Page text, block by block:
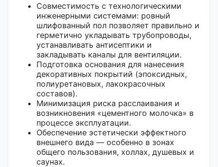
Совместимость с технологическими
инженерными системами: ровный
шлифованный пол позволяет правильно и
герметично укладывать трубопроводы,
устанавливать антисептики и
закладывать каналы для вентиляции.
Подготовка основания для нанесения
декоративных покрытий (эпоксидных,
полиуретановых, лакокрасочных
составов).
Минимизация риска расслаивания и
возникновения «цементного молочка» в
процессе эксплуатации.
Обеспечение эстетически эффектного
внешнего вида — особенно в зонах
общего пользования, холлах, душевых и
саунах.